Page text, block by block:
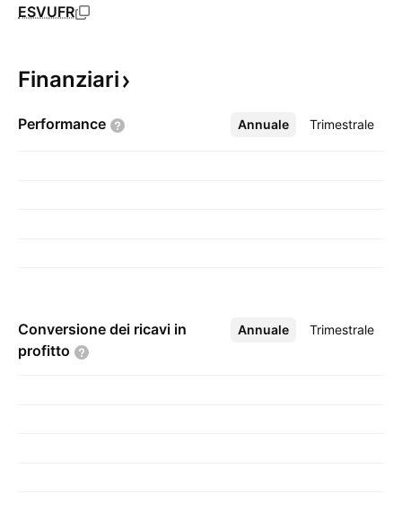
ESVUFR
Finanziari
Performance Annuale Trimestrale
Altro
Conversione dei ricavi in
profitto
Annuale Trimestrale
Altro